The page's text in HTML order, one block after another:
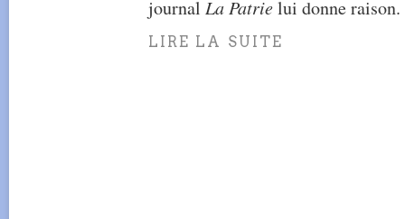
journal La Patrielui donne raison.
LIRE LA SUITE